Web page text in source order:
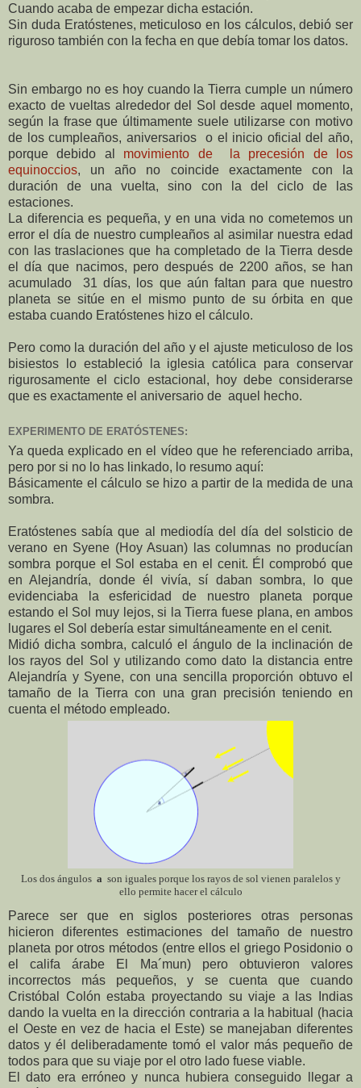
Cuando acaba de empezar dicha estación.
Sin duda Eratóstenes, meticuloso en los cálculos, debió ser
riguroso también con la fecha en que debía tomar los datos.
Sin embargo no es hoy cuando la Tierra cumple un número
exacto de vueltas alrededor del Sol desde aquel momento,
según la frase que últimamente suele utilizarse con motivo
de los cumpleaños, aniversarios o el inicio oficial del año,
porque debido al
movimiento de la precesión de los
equinoccios, un año no coincide exactamente con la
duración de una vuelta, sino con la del ciclo de las
estaciones.
La diferencia es pequeña, y en una vida no cometemos un
error el día de nuestro cumpleaños al asimilar nuestra edad
con las traslaciones que ha completado de la Tierra desde
el día que nacimos, pero después de 2200 años, se han
acumulado 31 días, los que aún faltan para que nuestro
planeta se sitúe en el mismo punto de su órbita en que
estaba cuando Eratóstenes hizo el cálculo.
Pero como la duración del año y el ajuste meticuloso de los
bisiestos lo estableció la iglesia católica para conservar
rigurosamente el ciclo estacional, hoy debe considerarse
que es exactamente el aniversario de aquel hecho.
EXPERIMENTO DE ERATÓSTENES:
Ya queda explicado en el vídeo que he referenciado arriba,
pero por si no lo has linkado, lo resumo aquí:
Básicamente el cálculo se hizo a partir de la medida de una
sombra.
Eratóstenes sabía que al mediodía del día del solsticio de
verano en Syene (Hoy Asuan) las columnas no producían
sombra porque el Sol estaba en el cenit. Él comprobó que
en Alejandría, donde él vivía, sí daban sombra, lo que
evidenciaba la esfericidad de nuestro planeta porque
estando el Sol muy lejos, si la Tierra fuese plana, en ambos
lugares el Sol debería estar simultáneamente en el cenit.
Midió dicha sombra, calculó el ángulo de la inclinación de
los rayos del Sol y utilizando como dato la distancia entre
Alejandría y Syene, con una sencilla proporción obtuvo el
tamaño de laTierra con una gran precisión teniendo en
cuenta el método empleado.
Los dos ángulos a son iguales porque los rayos de sol vienen paralelos y
ello permite hacer el cálculo
Parece ser que en siglos posteriores otras personas
hicieron diferentes estimaciones del tamaño de nuestro
planeta por otros métodos (entre ellos el griego Posidonio o
el califa árabe El Ma´mun) pero obtuvieron valores
incorrectos más pequeños, y se cuenta que cuando
Cristóbal Colón estaba proyectando su viaje a las Indias
dando la vuelta en la dirección contraria a la habitual (hacia
el Oeste en vez de hacia el Este) se manejaban diferentes
datos y él deliberadamente tomó el valor más pequeño de
todos para que su viaje por el otro lado fuese viable.
El dato era erróneo y nunca hubiera conseguido llegar a